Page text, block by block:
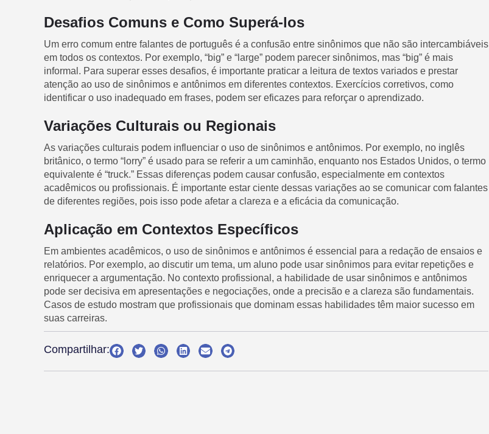
Desafios Comuns e Como Superá-los
Um erro comum entre falantes de português é a confusão entre sinônimos que não são intercambiáveis
em todos os contextos. Por exemplo, “big” e “large” podem parecer sinônimos, mas “big” é mais
informal. Para superar esses desafios, é importante praticar a leitura de textos variados e prestar
atenção ao uso de sinônimos e antônimos em diferentes contextos. Exercícios corretivos, como
identificar o uso inadequado em frases, podem ser eficazes para reforçar o aprendizado.
Variações Culturais ou Regionais
As variações culturais podem influenciar o uso de sinônimos e antônimos. Por exemplo, no inglês
britânico, o termo “lorry” é usado para se referir a um caminhão, enquanto nos Estados Unidos, o termo
equivalente é “truck.” Essas diferenças podem causar confusão, especialmente em contextos
acadêmicos ou profissionais. É importante estar ciente dessas variações ao se comunicar com falantes
de diferentes regiões, pois isso pode afetar a clareza e a eficácia da comunicação.
Aplicação em Contextos Específicos
Em ambientes acadêmicos, o uso de sinônimos e antônimos é essencial para a redação de ensaios e
relatórios. Por exemplo, ao discutir um tema, um aluno pode usar sinônimos para evitar repetições e
enriquecer a argumentação. No contexto profissional, a habilidade de usar sinônimos e antônimos
pode ser decisiva em apresentações e negociações, onde a precisão e a clareza são fundamentais.
Casos de estudo mostram que profissionais que dominam essas habilidades têm maior sucesso em
suas carreiras.
Compartilhar: